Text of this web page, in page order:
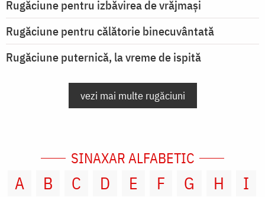
Rugăciune pentru izbăvirea de vrăjmași
Rugăciune pentru călătorie binecuvântată
Rugăciune puternică, la vreme de ispită
vezi mai multe rugăciuni
SINAXAR ALFABETIC
A B C D E F G H
I